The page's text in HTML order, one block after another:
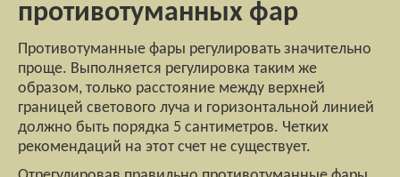
противотуманных фар
Противотуманные фары регулировать значительно
проще. Выполняется регулировка таким же
образом, только расстояние между верхней
границей светового луча и горизонтальной линией
должно быть порядка 5 сантиметров. Четких
рекомендаций на этот счет не существует.